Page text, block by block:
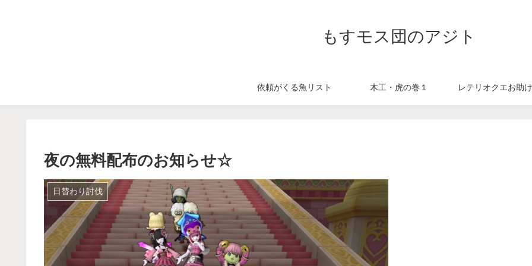
もすモス団のアジト
依頼がくる魚リスト 木工・虎の巻１ レテリオクエお助
夜の無料配布のお知らせ☆
日替わり討伐